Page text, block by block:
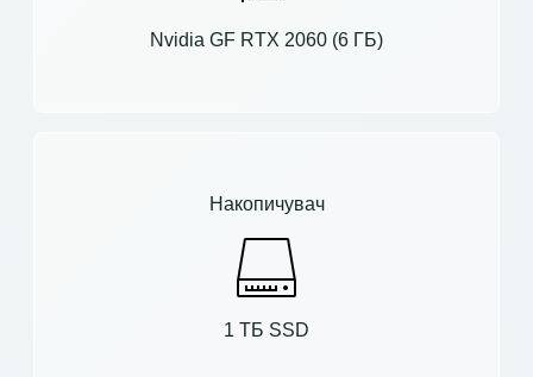
Nvidia GF RTX 2060 (6 ГБ)
Накопичувач
1 ТБ SSD